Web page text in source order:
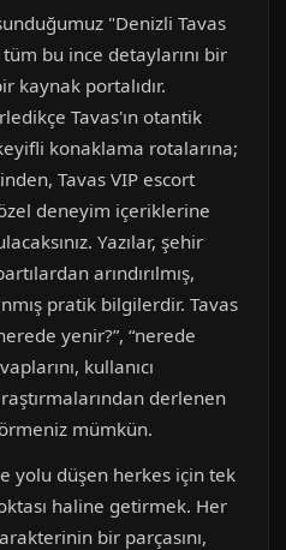
"Denizli Tavas
bu ince detaylarını bir
kaynak portalıdır.
Tavas'ın otantik
konaklama rotalarına;
Tavas VIP escort
deneyim içeriklerine
Yazılar, şehir
arındırılmış,
pratik bilgilerdir. Tavas
yenir?”, “nerede
kullanıcı
derlenen
mümkün.
yolu düşen herkes için tek
haline getirmek. Her
bir parçasını,